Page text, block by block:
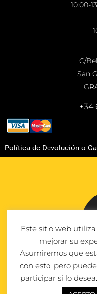
10:00-
C/
San
+34
Política de Devolución o
Este sitio web utiliza
mejorar su
Asumiremos que
con esto, pero
participar si lo desea.